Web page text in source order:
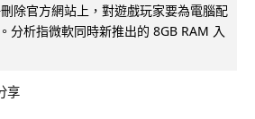
除官方網站上，對遊戲玩家要為電腦配
分析指微軟同時新推出的 8GB RAM 入
享